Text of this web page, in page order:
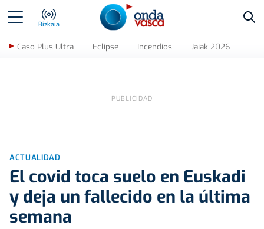
Bizkaia
Caso Plus Ultra Eclipse Incendios Jaiak 2026
ACTUALIDAD
El covid toca suelo en Euskadi
y deja un fallecido en la última
semana